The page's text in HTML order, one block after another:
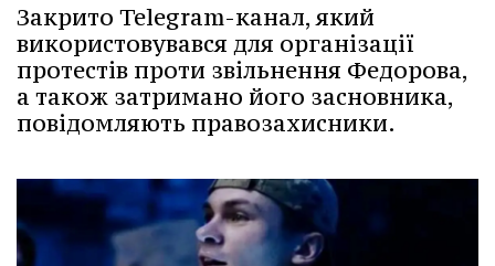
Закрито Telegram-канал, який
використовувався для організації
протестів проти звільнення Федорова,
а також затримано його засновника,
повідомляють правозахисники.